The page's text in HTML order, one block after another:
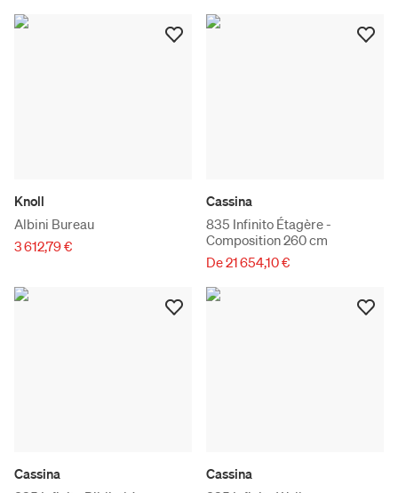
Knoll
Albini Bureau
3 612,79 €
Cassina
835 Infinito Étagère -
Composition 260 cm
De 21 654,10 €
Cassina
Cassina